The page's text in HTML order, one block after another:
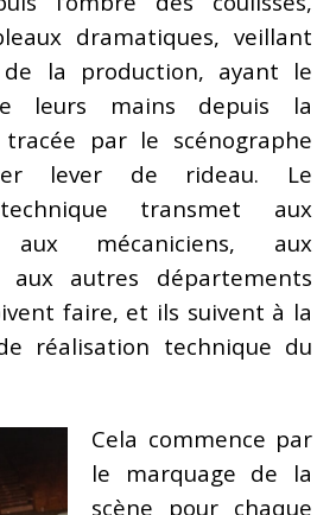
dramatiques, veillant
de la production, ayant le
leurs mains depuis la
par le scénographe
lever de rideau. Le
transmet aux
aux mécaniciens, aux
aux autres départements
faire, et ils suivent à la
réalisation technique du
Cela commence par
le marquage de la
scène pour chaque